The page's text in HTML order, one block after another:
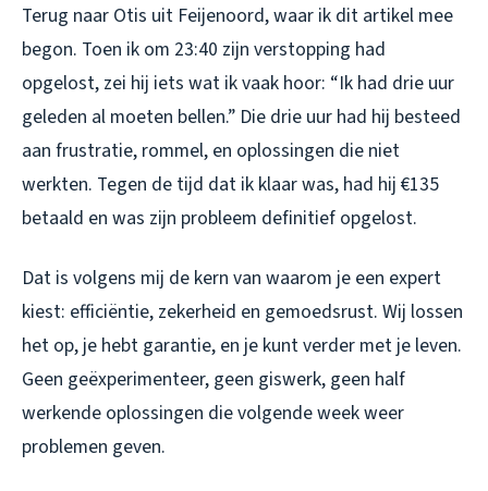
Terug naar Otis uit Feijenoord, waar ik dit artikel mee
begon. Toen ik om 23:40 zijn verstopping had
opgelost, zei hij iets wat ik vaak hoor: “Ik had drie uur
geleden al moeten bellen.” Die drie uur had hij besteed
aan frustratie, rommel, en oplossingen die niet
werkten. Tegen de tijd dat ik klaar was, had hij €135
betaald en was zijn probleem definitief opgelost.
Dat is volgens mij de kern van waarom je een expert
kiest: efficiëntie, zekerheid en gemoedsrust. Wij lossen
het op, je hebt garantie, en je kunt verder met je leven.
Geen geëxperimenteer, geen giswerk, geen half
werkende oplossingen die volgende week weer
problemen geven.